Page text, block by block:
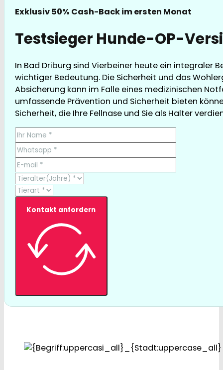
Exklusiv 50% Cash-Back im ersten Monat
Testsieger Hunde-OP-
In Bad Driburg sind Vierbeiner heute ein integraler
wichtiger Bedeutung. Die Sicherheit und das
Absicherung kann im Falle eines medizinischen
umfassende Prävention und Sicherheit bieten
Sicherheit, die Ihre Fellnase und Sie als Halter
Kontakt anfordern